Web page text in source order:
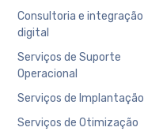
Consultoria e integração
digital
Serviços de Suporte
Operacional
Serviços de Implantação
Serviços de Otimização